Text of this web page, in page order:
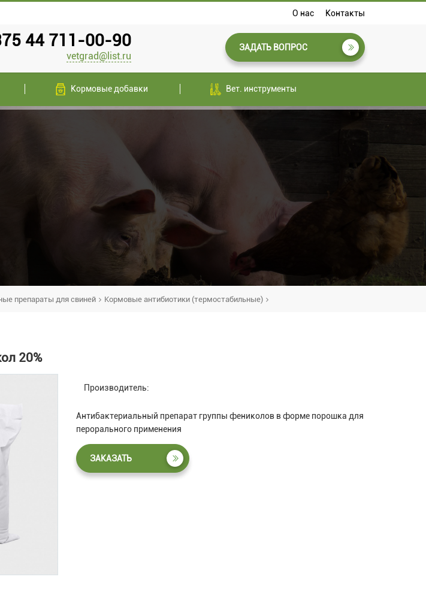
О нас Контакты
44 711-00-90
vetgrad@list.ru
ЗАДАТЬ ВОПРОС
Кормовые добавки Вет. инструменты
препараты для свиней Кормовые антибиотики (термостабильные)
20%
Производитель:
Антибактериальный препарат группы фениколов в форме порошка для
перорального применения
ЗАКАЗАТЬ